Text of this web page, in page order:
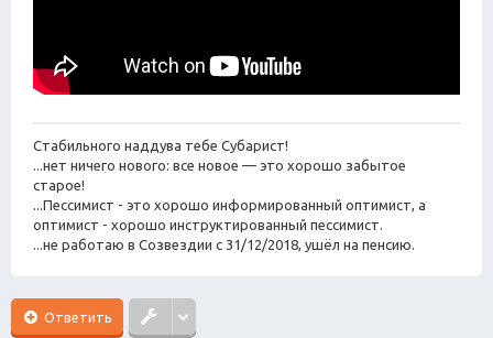
Стабильного наддува тебе Субарист!
...нет ничего нового: все новое — это хорошо забытое
старое!
...Пессимист - это хорошо информированный оптимист, а
оптимист - хорошо инструктированный пессимист.
...не работаю в Созвездии с 31/12/2018, ушёл на пенсию.
Ответить